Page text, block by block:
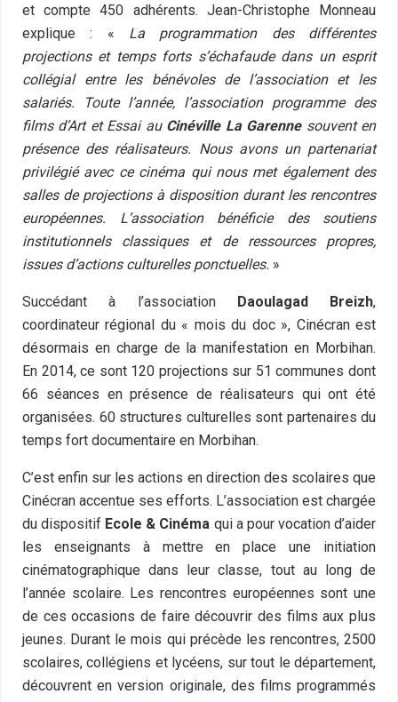
et compte 450 adhérents. Jean-Christophe Monneau
explique : « La programmation des différentes
projections et temps forts s’échafaude dans un esprit
collégial entre les bénévoles de l’association et les
salariés. Toute l’année, l’association programme des
films d’Art et Essai au Cinéville La Garennesouvent en
présence des réalisateurs. Nous avons un partenariat
privilégié avec ce cinéma qui nous met également des
salles de projections à disposition durant les rencontres
européennes. L’association bénéficie des soutiens
institutionnels classiques et de ressources propres,
issues d’actions culturelles ponctuelles. »
Succédant à l’association Daoulagad Breizh,
coordinateur régional du « mois du doc », Cinécran est
désormais en charge de la manifestation en Morbihan.
En 2014, ce sont 120 projections sur 51 communes dont
66 séances en présence de réalisateurs qui ont été
organisées. 60 structures culturelles sont partenaires du
temps fort documentaire en Morbihan.
C’est enfin sur les actions en direction des scolaires que
Cinécran accentue ses efforts. L’association est chargée
du dispositif Ecole & Cinéma qui a pour vocation d’aider
les enseignants à mettre en place une initiation
cinématographique dans leur classe, tout au long de
l’année scolaire. Les rencontres européennes sont une
de ces occasions de faire découvrir des films aux plus
jeunes. Durant le mois qui précède les rencontres, 2500
scolaires, collégiens et lycéens, sur tout le département,
découvrent en version originale, des films programmés